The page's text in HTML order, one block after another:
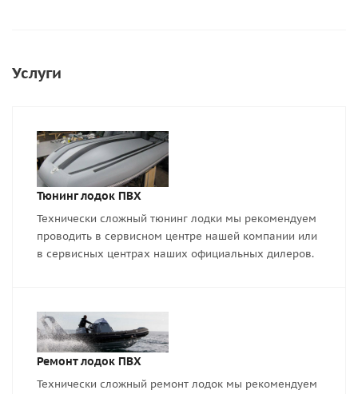
Услуги
Тюнинг лодок ПВХ
Технически сложный тюнинг лодки мы рекомендуем
проводить в сервисном центре нашей компании или
в сервисных центрах наших официальных дилеров.
Ремонт лодок ПВХ
Технически сложный ремонт лодок мы рекомендуем